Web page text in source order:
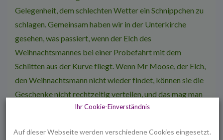
Gelegenheit, dem schlechten Wetter ein Schnippchen zu
schlagen. Gemeinsam haben wir in der Unterkirche
gesehen, was passiert, wenn der Elch des
Weihnachtsmannes bei einer Probefahrt mit dem
Schlitten aus der Kurve fliegt. Wenn Mr Moose, der Elch,
den Weihnachtsmann nicht wieder findet, können sie die
Geschenke nicht rechtzeitig verteilen, und das mag man
sich wirklich nicht vorstellen… Zum Glück geht, nach
Ihr Cookie-Einverständnis
Auf dieser Webseite werden verschiedene Cookies eingesetzt.